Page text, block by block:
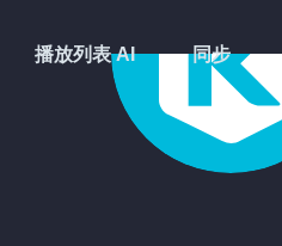
播放列表 AI 同步